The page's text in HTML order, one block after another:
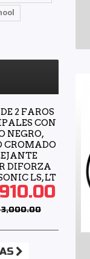
2 FAROS
CON
NEGRO,
CROMADO
DIFORZA
LS, LT
3,000.00